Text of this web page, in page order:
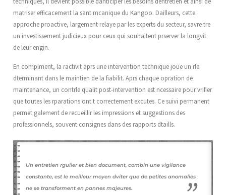
matriser efficacement la sant mcanique du Kangoo. Dailleurs, cette
approche proactive, largement relaye par les experts du secteur, savre tre
un investissement judicieux pour ceux qui souhaitent prserver la longvit
de leur engin.
En complment, la ractivit aprs une intervention technique joue un rle
dterminant dans le maintien de la fiabilit. Aprs chaque opration de
maintenance, un contrle qualit post-intervention est ncessaire pour vrifier
que toutes les rparations ont t correctement excutes. Ce suivi permanent
permet galement de recueillir les impressions et suggestions des
professionnels, souvent consignes dans des rapports dtaills.
Un entretien rgulier et bien document, combin une vigilance
constante, est le meilleur moyen dviter que de petites anomalies
ne se transforment en pannes majeures.